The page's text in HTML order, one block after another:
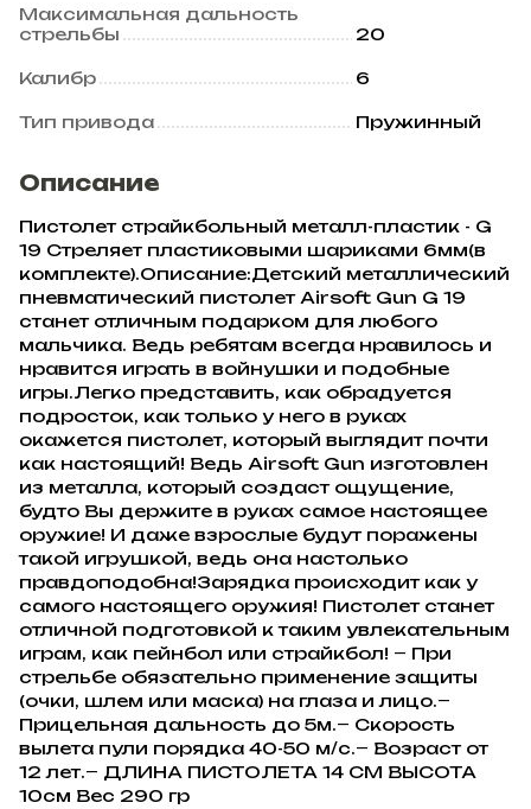
Максимальная дальность
стрельбы
20
Калибр 6
Тип привода Пружинный
Описание
Пистолет страйкбольный металл-пластик - G
19 Стреляет пластиковыми шариками 6мм(в
комплекте).Описание:Детский металлический
пневматический пистолет Airsoft Gun G 19
станет отличным подарком для любого
мальчика. Ведь ребятам всегда нравилось и
нравится играть в войнушки и подобные
игры.Легко представить, как обрадуется
подросток, как только у него в руках
окажется пистолет, который выглядит почти
как настоящий! Ведь Airsoft Gun изготовлен
из металла, который создаст ощущение,
будто Вы держите в руках самое настоящее
оружие! И даже взрослые будут поражены
такой игрушкой, ведь она настолько
правдоподобна!Зарядка происходит как у
самого настоящего оружия! Пистолет станет
отличной подготовкой к таким увлекательным
играм, как пейнбол или страйкбол! ― При
стрельбе обязательно применение защиты
(очки, шлем или маска) на глаза и лицо.―
Прицельная дальность до 5м.― Скорость
вылета пули порядка 40-50 м/с.― Возраст от
12 лет.― ДЛИНА ПИСТОЛЕТА 14 СМ ВЫСОТА
10см Вес 290 гр